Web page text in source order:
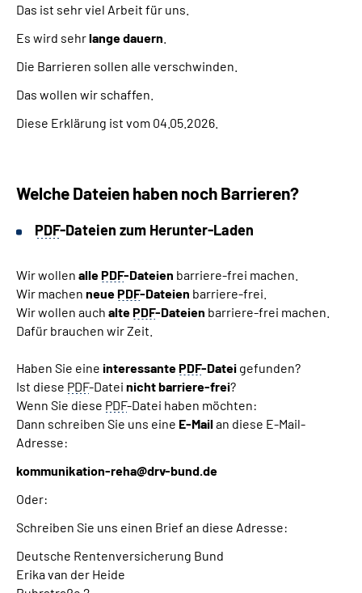
Das ist sehr viel Arbeit für uns.
Es wird sehrlange dauern
Die Barrieren sollen alle verschwinden.
Das wollen wir schaffen.
Diese Erklärung ist vom 04.05.2026.
Welche Dateien haben noch Barrieren?
PDF-Dateien zum Herunter-Laden
Wir wollen allePDF-Dateien barriere-frei machen.
Wir machen neuePDF-Dateien barriere-frei.
Wir wollen auch altePDF-Dateien barriere-frei machen.
Dafür brauchen wir Zeit.
Haben Sie eine interessantePDF-Datei gefunden?
Ist diese PDF-Datei nicht barriere-frei?
Wenn Sie diese PDF-Datei haben möchten:
Dann schreiben Sie uns eine E-Mailan diese E-Mail-
Adresse:
kommunikation-reha@drv-bund.de
Oder:
Schreiben Sie uns einen Brief an diese Adresse:
Deutsche Rentenversicherung Bund
Erika van der Heide